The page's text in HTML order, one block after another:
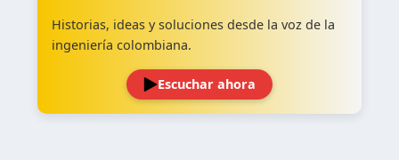
Historias, ideas y soluciones desde la voz de la
ingeniería colombiana.
Escuchar ahora